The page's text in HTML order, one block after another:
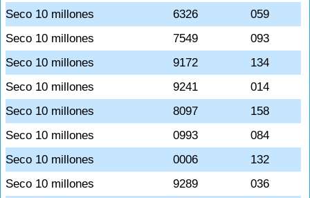
Seco 10 millones
6326
059
Seco 10 millones
7549
093
Seco 10 millones
9172
134
Seco 10 millones
9241
014
Seco 10 millones
8097
158
Seco 10 millones
0993
084
Seco 10 millones
0006
132
Seco 10 millones
9289
036